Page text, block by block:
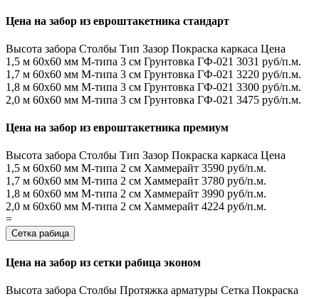
Цена на забор из евроштакетника стандарт
Высота забора Столбы Тип Зазор Покраска каркаса Цена
1,5 м 60х60 мм М-типа 3 см Грунтовка ГФ-021 3031 руб/п.м.
1,7 м 60х60 мм М-типа 3 см Грунтовка ГФ-021 3220 руб/п.м.
1,8 м 60х60 мм М-типа 3 см Грунтовка ГФ-021 3300 руб/п.м.
2,0 м 60х60 мм М-типа 3 см Грунтовка ГФ-021 3475 руб/п.м.
Цена на забор из евроштакетника премиум
Высота забора Столбы Тип Зазор Покраска каркаса Цена
1,5 м 60х60 мм М-типа 2 см Хаммерайт 3590 руб/п.м.
1,7 м 60х60 мм М-типа 2 см Хаммерайт 3780 руб/п.м.
1,8 м 60х60 мм М-типа 2 см Хаммерайт 3990 руб/п.м.
2,0 м 60х60 мм М-типа 2 см Хаммерайт 4224 руб/п.м.
=
Сетка рабица
Цена на забор из сетки рабица эконом
Высота забора Столбы Протяжка арматуры Сетка Покраска